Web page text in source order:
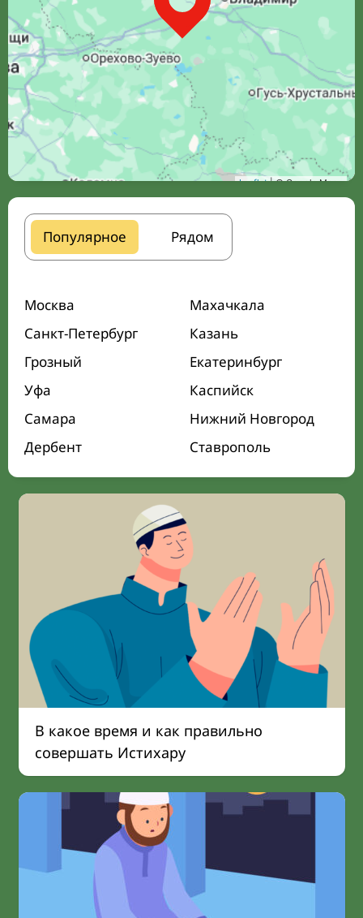
Leaflet| © Google Maps
Популярное Рядом
Москва
Махачкала
Санкт-Петербург
Казань
Грозный
Екатеринбург
Уфа
Каспийск
Самара
Нижний Новгород
Дербент
Ставрополь
В какое время и как правильно
совершать Истихару